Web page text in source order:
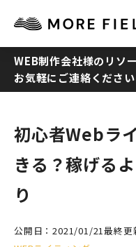
TOP
SERVICE
Q&A
WEB制作会社様のリソ
お気軽にご連絡ください
初心者Webラ
きる？稼げる
り
公開日：2021/01/21最終